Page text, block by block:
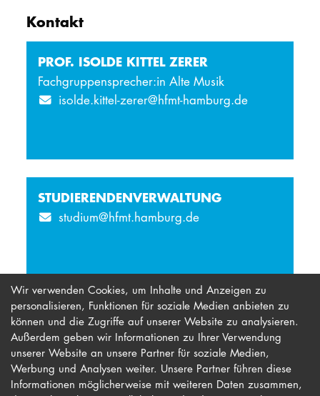
Kontakt
PROF. ISOLDE KITTEL ZERER
Fachgruppensprecher:in Alte Musik
isolde.kittel-zerer@hfmt-hamburg.de
STUDIERENDENVERWALTUNG
studium@hfmt.hamburg.de
Impressum
Newsletter
Wir verwenden Cookies, um Inhalte und Anzeigen zu
personalisieren, Funktionen für soziale Medien anbieten zu
können und die Zugriffe auf unserer Website zu analysieren.
Außerdem geben wir Informationen zu Ihrer Verwendung
unserer Website an unsere Partner für soziale Medien,
Werbung und Analysen weiter. Unsere Partner führen diese
Informationen möglicherweise mit weiteren Daten zusammen,